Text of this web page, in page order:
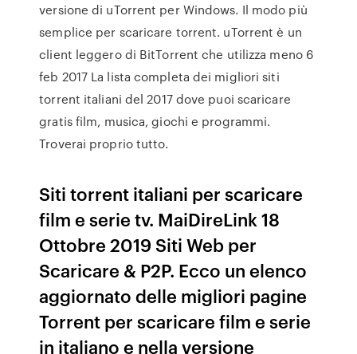
versione di uTorrent per Windows. Il modo più
semplice per scaricare torrent. uTorrent è un
client leggero di BitTorrent che utilizza meno 6
feb 2017 La lista completa dei migliori siti
torrent italiani del 2017 dove puoi scaricare
gratis film, musica, giochi e programmi.
Troverai proprio tutto.
Siti torrent italiani per scaricare
film e serie tv. MaiDireLink 18
Ottobre 2019 Siti Web per
Scaricare & P2P. Ecco un elenco
aggiornato delle migliori pagine
Torrent per scaricare film e serie
in italiano e nella versione